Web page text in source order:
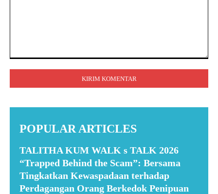
POPULAR ARTICLES
TALITHA KUM WALK s TALK 2026
“Trapped Behind the Scam”: Bersama
Tingkatkan Kewaspadaan terhadap
Perdagangan Orang Berkedok Penipuan